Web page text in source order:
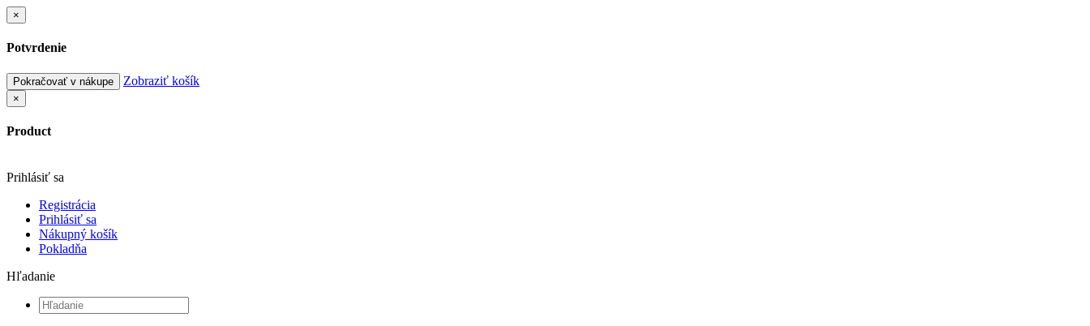
×
Potvrdenie
Pokračovať v nákupe Zobraziť košík
×
Product
Prihlásiť sa
Registrácia
Prihlásiť sa
Nákupný košík
Pokladňa
Hľadanie